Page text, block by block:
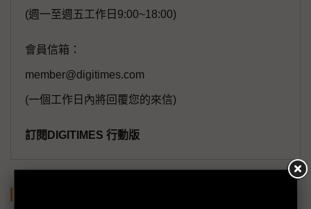
(週一至週五工作日9:00~18:00)
會員信箱：
member@digitimes.com
(一個工作日內將回覆您的來信)
訂閱DIGITIMES 行動版